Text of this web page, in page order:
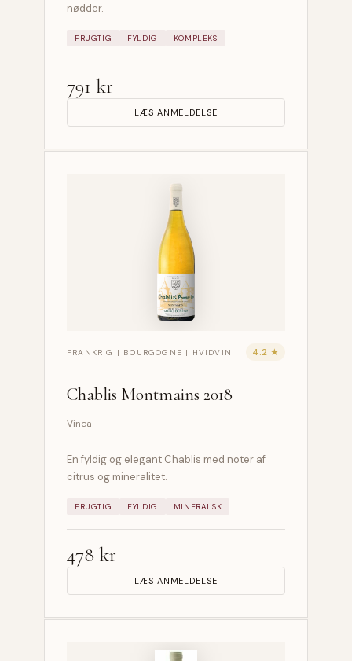
nødder.
FRUGTIG FYLDIG KOMPLEKS
791 kr
LÆS ANMELDELSE
FRANKRIG | BOURGOGNE | HVIDVIN 4.2 ★
Chablis Montmains 2018
Vinea
En fyldig og elegant Chablis med noter af
citrus og mineralitet.
FRUGTIG FYLDIG MINERALSK
478 kr
LÆS ANMELDELSE